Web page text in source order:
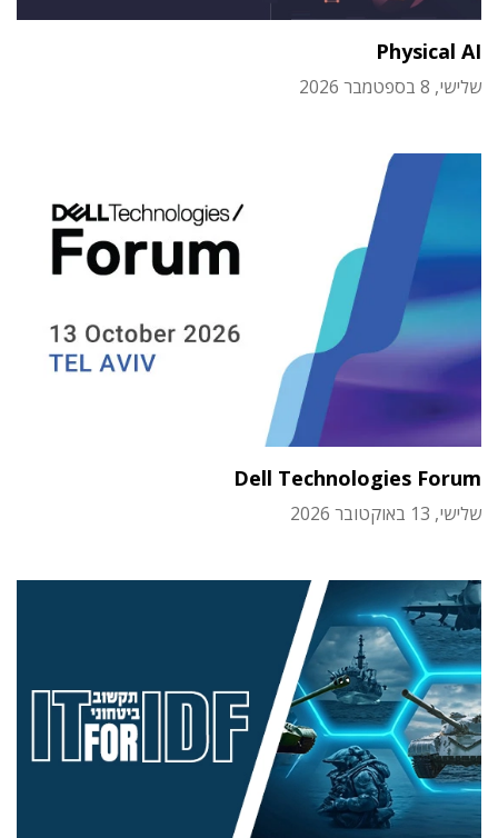
Physical AI
שלישי, 8 בספטמבר 2026
Dell Technologies Forum
שלישי, 13 באוקטובר 2026